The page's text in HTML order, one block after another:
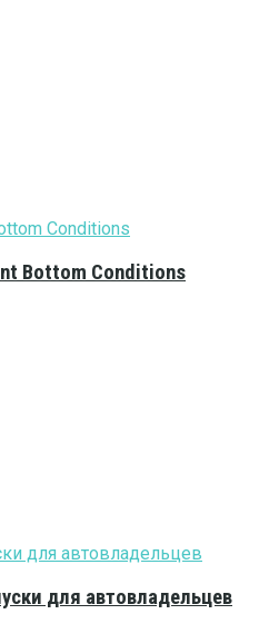
Bottom Conditions
для автовладельцев